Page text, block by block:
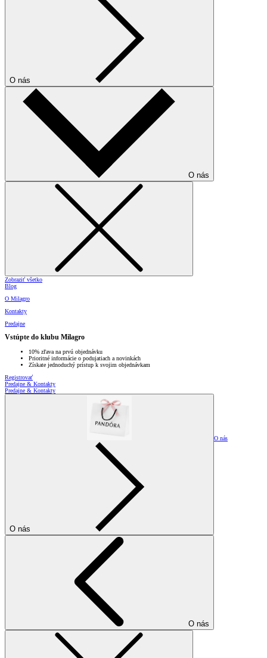
O nás
O nás
Zobraziť všetko
Blog
O Milagro
Kontakty
Predajne
Vstúpte do klubu Milagro
10% zľava na prvú objednávku
Prioritné informácie o podujatiach a novinkách
Získate jednoduchý prístup k svojim objednávkam
Registrovať
Predajne & Kontakty
Predajne & Kontakty
O nás
O nás
O nás